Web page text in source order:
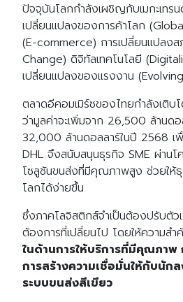
ปัจจุบันโลกกำลังเผชิญกับเมกะเท
เปลี่ยนแปลงของการค้าโลก
(E-commerce) การเปลี่ยนแปลง
Change) ดิจิทัลเทคโนโลยี
เปลี่ยนแปลงของแรงงาน
ตลาดอีคอมเมิร์ซของไทยกำลังเติบ
ว่ามูลค่าจะเพิ่มจาก 26,500 ล้านด
32,000 ล้านดอลลาร์ในปี 2568 เ
DHL จึงสนับสนุนธุรกิจ SME ผ่านโ
โซลูชันขนส่งที่มีคุณภาพสูง ช่วยให้ธุ
โลกได้ง่ายขึ้น
ซึ่งภาคโลจิสติกส์จำเป็นต้องปรับตั
ต้องการที่เปลี่ยนไป โดยให้ความส
ในด้านการให้บริการที่มีคุณภาพ
การสร้างความเชื่อมั่นให้กับนัก
ระบบขนส่งสีเขียว